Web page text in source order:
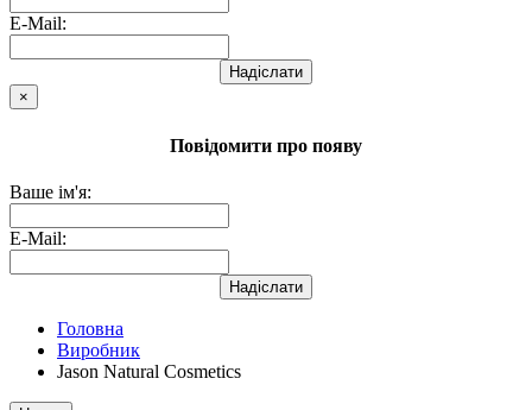
E-Mail:
Надіслати
×
Повідомити про появу
Ваше ім'я:
E-Mail:
Надіслати
Головна
Виробник
Jason Natural Cosmetics